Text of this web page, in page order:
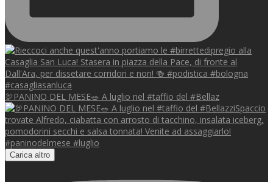
🦃PANINO DEL MESE🥗 A luglio nel #taffio del #Bellaz
Carica altro